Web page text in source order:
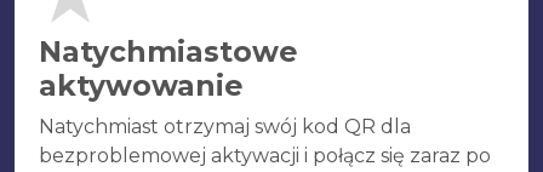
Natychmiastowe
aktywowanie
Natychmiast otrzymaj swój kod QR dla
bezproblemowej aktywacji i połącz się zaraz po